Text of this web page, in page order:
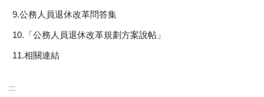
9.公務人員退休改革問答集
10.「公務人員退休改革規劃方案說帖」
11.相關連結
:::